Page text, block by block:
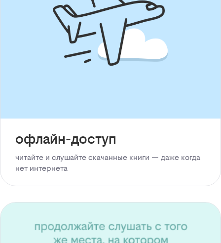
офлайн-доступ
читайте и слушайте скачанные книги — даже когда
нет интернета